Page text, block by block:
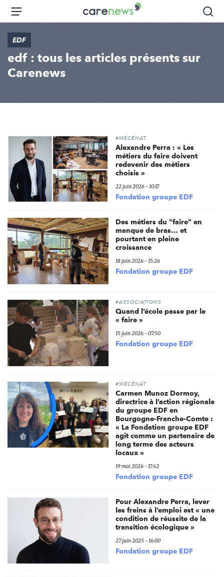
Aller
principal
Carenews,
Le
acteurs
Menu
EDF
edf : tous les articles présents sur
Carenews
#MÉCÉNAT
Alexandre Perra : « Les
métiers du faire doivent
redevenir des métiers
choisis »
22 juin 2026 - 10:17
Fondation groupe EDF
Des métiers du "faire" en
manque de bras… et
pourtant en pleine
croissance
18 juin 2026 - 15:26
Fondation groupe EDF
#ASSOCIATIONS
Quand l’école passe par le
« faire »
15 juin 2026 - 07:50
Fondation groupe EDF
#MÉCÉNAT
Carmen Munoz Dormoy,
directrice à l’action régionale
du groupe EDF en
Bourgogne-Franche-Comte :
« La Fondation groupe EDF
agit comme un partenaire de
long terme des acteurs
locaux »
19 mai 2026 - 17:42
Fondation groupe EDF
Pour Alexandre Perra, lever
les freins à l’emploi est « une
condition de réussite de la
transition écologique »
27 juin 2025 - 16:00
Fondation groupe EDF